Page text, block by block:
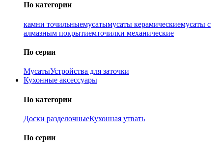
По категории
камни точильныемусатымусаты керамическиемусаты с
алмазным покрытиемточилки механические
По серии
МусатыУстройства для заточки
Кухонные аксессуары
По категории
Доски разделочныеКухонная утвать
По серии